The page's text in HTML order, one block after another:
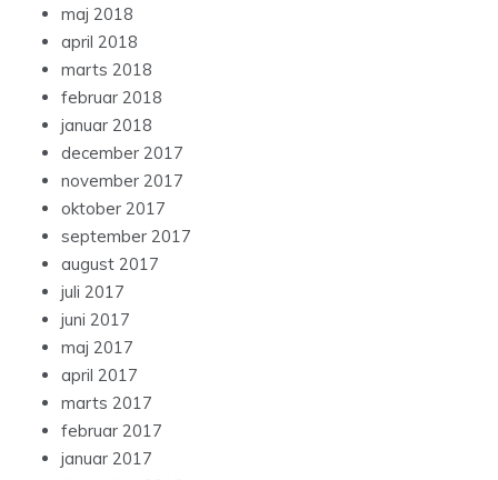
maj 2018
april 2018
marts 2018
februar 2018
januar 2018
december 2017
november 2017
oktober 2017
september 2017
august 2017
juli 2017
juni 2017
maj 2017
april 2017
marts 2017
februar 2017
januar 2017